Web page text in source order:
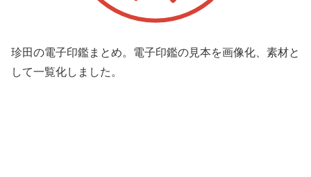
珍田の電子印鑑まとめ。電子印鑑の見本を画像化、素材と
して一覧化しました。